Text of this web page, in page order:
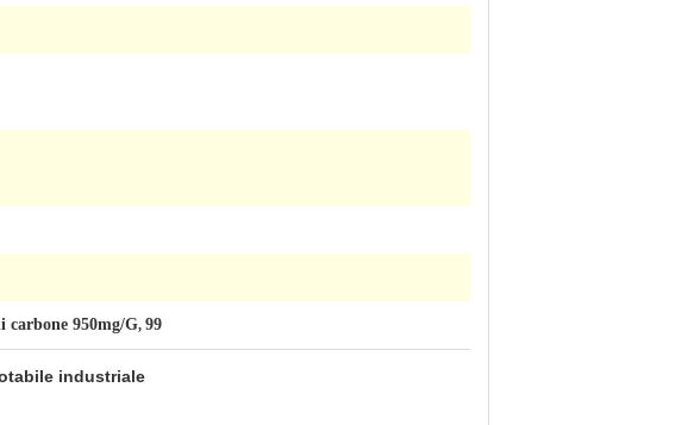
carbone 950mg/G, 99
industriale